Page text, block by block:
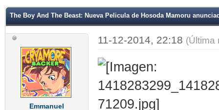
The Boy And The Beast: Nueva Pelicula de Hosoda Mamoru
Emmanuel
11-12-2014, 22:18 (Última